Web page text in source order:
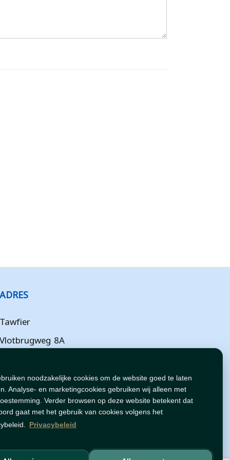
noodzakelijke cookies om de website goed te laten
Analyse- en marketingcookies gebruiken wij alleen met
Verder browsen op deze website betekent dat
gaat met het gebruik van cookies volgens het
Privacybeleid
ADRES
Tawfier
Vlotbrugweg 8A
Flevoland
NL